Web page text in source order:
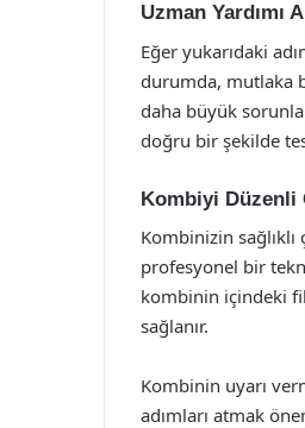
Uzman Yardımı
Eğer yukarıdaki
durumda, mutlaka
daha büyük
doğru bir şekilde
Kombiyi Düzenli
Kombinizin sağlıklı
profesyonel bir
kombinin içindeki
sağlanır.
Kombinin uyarı
adımları atmak